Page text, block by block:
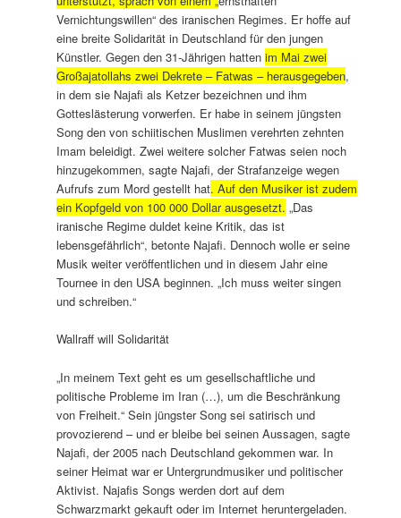
Vernichtungswillen“ des iranischen Regimes. Er hoffe auf
eine breite Solidarität in Deutschland für den jungen
Künstler. Gegen den 31-Jährigen hattenim Mai zwei
Großajatollahs zwei Dekrete – Fatwas – herausgegeben,
in dem sie Najafi als Ketzer bezeichnen und ihm
Gotteslästerung vorwerfen. Er habe in seinem jüngsten
Song den von schiitischen Muslimen verehrten zehnten
Imam beleidigt. Zwei weitere solcher Fatwas seien noch
hinzugekommen, sagte Najafi, der Strafanzeige wegen
Aufrufs zum Mord gestellt hat. Auf den Musiker ist zudem
ein Kopfgeld von 100 000 Dollar ausgesetzt. „Das
iranische Regime duldet keine Kritik, das ist
lebensgefährlich“, betonte Najafi. Dennoch wolle er seine
Musik weiter veröffentlichen und in diesem Jahr eine
Tournee in den USA beginnen. „Ich muss weiter singen
und schreiben.“
Wallraff will Solidarität
„In meinem Text geht es um gesellschaftliche und
politische Probleme im Iran (…), um die Beschränkung
von Freiheit.“ Sein jüngster Song sei satirisch und
provozierend – und er bleibe bei seinen Aussagen, sagte
Najafi, der 2005 nach Deutschland gekommen war. In
seiner Heimat war er Untergrundmusiker und politischer
Aktivist. Najafis Songs werden dort auf dem
Schwarzmarkt gekauft oder im Internet heruntergeladen.